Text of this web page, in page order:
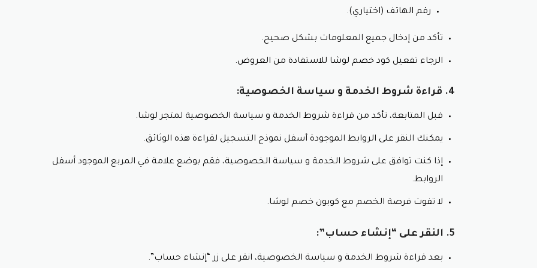
رقم الهاتف (اختياري).
تأكد من إدخال جميع المعلومات بشكل صحيح.
الرجاء تفعيل كود خصم لوشا للاستفادة من العروض.
4. قراءة شروط الخدمة و سياسة الخصوصية:
قبل المتابعة، تأكد من قراءة شروط الخدمة و سياسة الخصوصية لمتجر لوشا.
يمكنك النقر على الروابط الموجودة أسفل نموذج التسجيل لقراءة هذه الوثائق.
إذا كنت توافق على شروط الخدمة و سياسة الخصوصية، فقم بوضع علامة في المربع الموجود أسفل
الروابط.
لا تفوت فرصة الخصم مع كوبون خصم لوشا.
5. النقر على “إنشاء حساب”:
بعد قراءة شروط الخدمة و سياسة الخصوصية، انقر على زر “إنشاء حساب”.